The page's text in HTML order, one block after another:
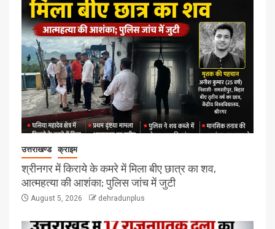
उत्तराखण्ड क्राइम
श्रीनगर में किराये के कमरे में मिला बीए छात्र का शव,
आत्महत्या की आशंका; पुलिस जांच में जुटी
August 5, 2026 dehradunplus